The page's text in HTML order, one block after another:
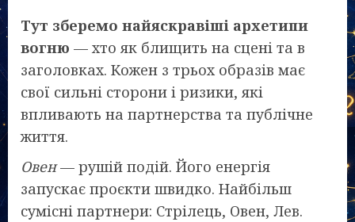
Тут зберемо найяскравіші архетипи
вогню — хто як блищить на сцені та в
заголовках. Кожен з трьох образів має
свої сильні сторони і ризики, які
впливають на партнерства та публічне
життя.
Овен— рушій подій. Його енергія
запускає проєкти швидко. Найбільш
сумісні партнери: Стрілець, Овен, Лев.